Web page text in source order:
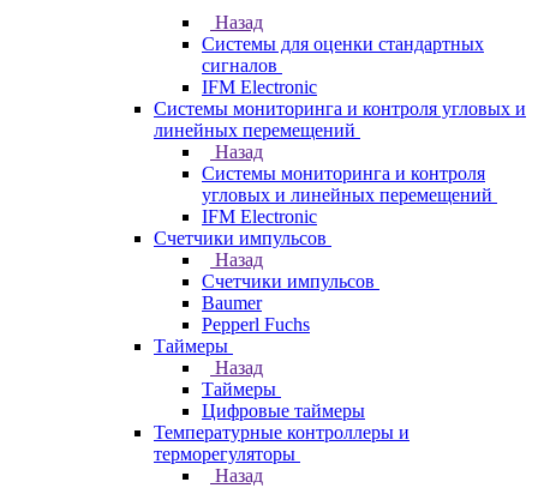
Назад
Системы для оценки стандартных
сигналов
IFM Electronic
Системы мониторинга и контроля угловых и
линейных перемещений
Назад
Системы мониторинга и контроля
угловых и линейных перемещений
IFM Electronic
Счетчики импульсов
Назад
Счетчики импульсов
Baumer
Pepperl Fuchs
Таймеры
Назад
Таймеры
Цифровые таймеры
Температурные контроллеры и
терморегуляторы
Назад